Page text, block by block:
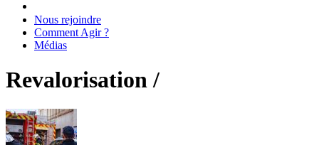
Nous rejoindre
Comment Agir ?
Médias
Revalorisation /